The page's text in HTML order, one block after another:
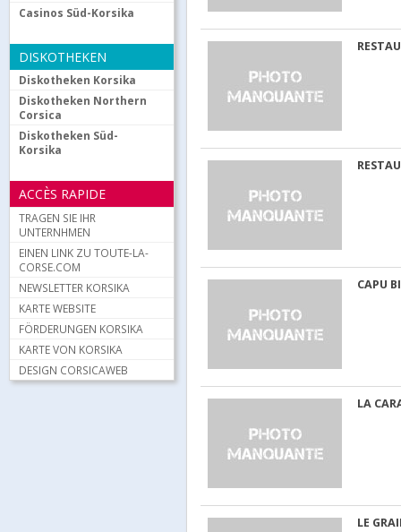
Casinos Süd-Korsika
DISKOTHEKEN
Diskotheken Korsika
Diskotheken Northern
Corsica
Diskotheken Süd-
Korsika
ACCÈS RAPIDE
TRAGEN SIE IHR
UNTERNHMEN
EINEN LINK ZU TOUTE-LA-
CORSE.COM
NEWSLETTER KORSIKA
KARTE WEBSITE
FÖRDERUNGEN KORSIKA
KARTE VON KORSIKA
DESIGN CORSICAWEB
CAPU
LA
LE